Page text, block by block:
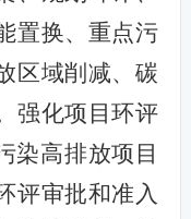
置换、重点污
区域削减、碳
强化项目环评
染高排放项目
评审批和准入